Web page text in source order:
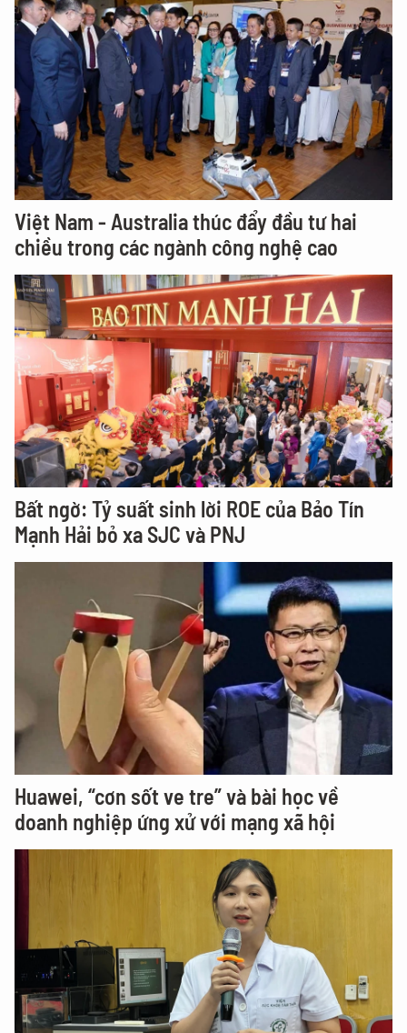
Việt Nam - Australia thúc đẩy đầu tư hai
chiều trong các ngành công nghệ cao
Bất ngờ: Tỷ suất sinh lời ROE của Bảo Tín
Mạnh Hải bỏ xa SJC và PNJ
Huawei, “cơn sốt ve tre” và bài học về
doanh nghiệp ứng xử với mạng xã hội